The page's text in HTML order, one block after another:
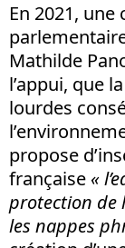
En 2021,
Mathilde
l’appui, que
lourdes
propose
française «
protection de
les nappes